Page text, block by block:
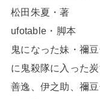
松田朱夏・著
ufotable・脚本
鬼になった妹・禰
に鬼殺隊に入った炭
善逸、伊之助、禰